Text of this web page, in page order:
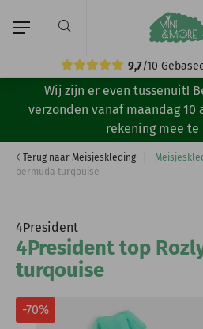
9,7/10
Home
Meisjeskleding
Jongenskleding
Volg ons:
Wij zijn er even tussenuit!
verzonden vanaf maandag 10
rekening mee te
Terug naar Meisjeskleding
bermuda turqouise
4President
4President top
turqouise
-70%